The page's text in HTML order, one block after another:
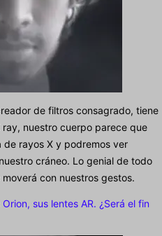
de filtros consagrado, tiene
nuestro cuerpo parece que
rayos X y podremos ver
cráneo. Lo genial de todo
con nuestros gestos.
sus lentes AR. ¿Será el fin